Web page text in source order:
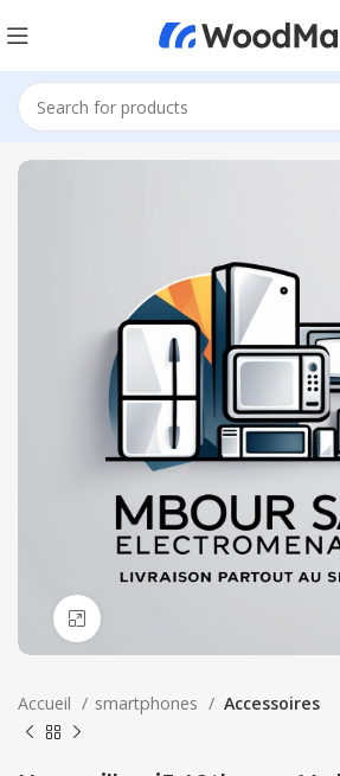
Accueil smartphones Accessoires